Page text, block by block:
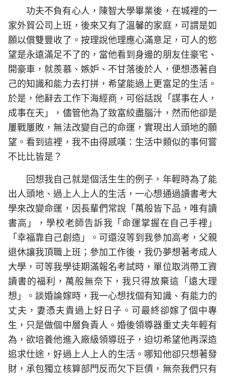
功夫不負有心人，陳智大學畢業後，在城裡的一
家外貿公司上班，後來又有了溫馨的家庭，可謂是如
願以償雙豐收了。按理說他理應心滿意足，可人的慾
望是永遠滿足不了的，當他看到身邊的朋友住豪宅、
開豪車，就羨慕、嫉妒、不甘落後於人，便想憑著自
己的知識和能力去打拼，希望能過上更富足的生活。
於是，他辭去工作下海經商，可俗話說「謀事在人，
成事在天」，儘管他為了致富絞盡腦汁，然而他卻是
屢戰屢敗，無法改變自己的命運，實現出人頭地的願
望。看到這裡，我不由得感嘆：生活中類似的事何嘗
不比比皆是？
回想我自己就是個活生生的例子，年輕時為了能
出人頭地、過上人上人的生活，一心想通過讀書考大
學來改變命運，因長輩們常說「萬般皆下品，唯有讀
書高」，學校老師告訴我「命運掌握在自己手裡」
「幸福靠自己創造」。可還沒等到我參加高考，父親
退休讓我頂職上班；參加工作後，我仍夢想著考成人
大學，可等我學徒期滿報名考試時，單位取消帶工資
讀書的福利，萬般無奈下，我只得放棄這「遠大理
想」。談婚論嫁時，我一心想找個有知識、有能力的
丈夫，妻憑夫貴過上好日子。可最終卻嫁了個中專
生，只是做個中層負責人。婚後領導器重丈夫年輕有
為，欲培養他進入廠級領導班子，迫切希望他再深造
追求仕途，好過上人上人的生活。哪知他卻只想著發
財，承包獨立核算部門反而欠下巨債，無奈我們只有